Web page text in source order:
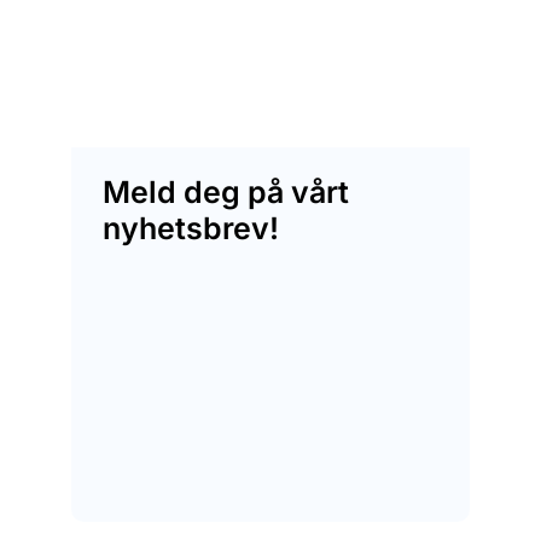
Meld deg på vårt
nyhetsbrev!